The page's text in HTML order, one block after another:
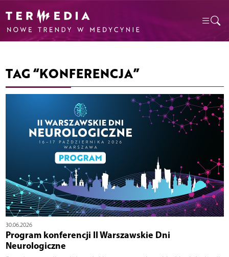
TAG “KONFERENCJA”
30.06.2026
Program konferencji II Warszawskie Dni
Neurologiczne